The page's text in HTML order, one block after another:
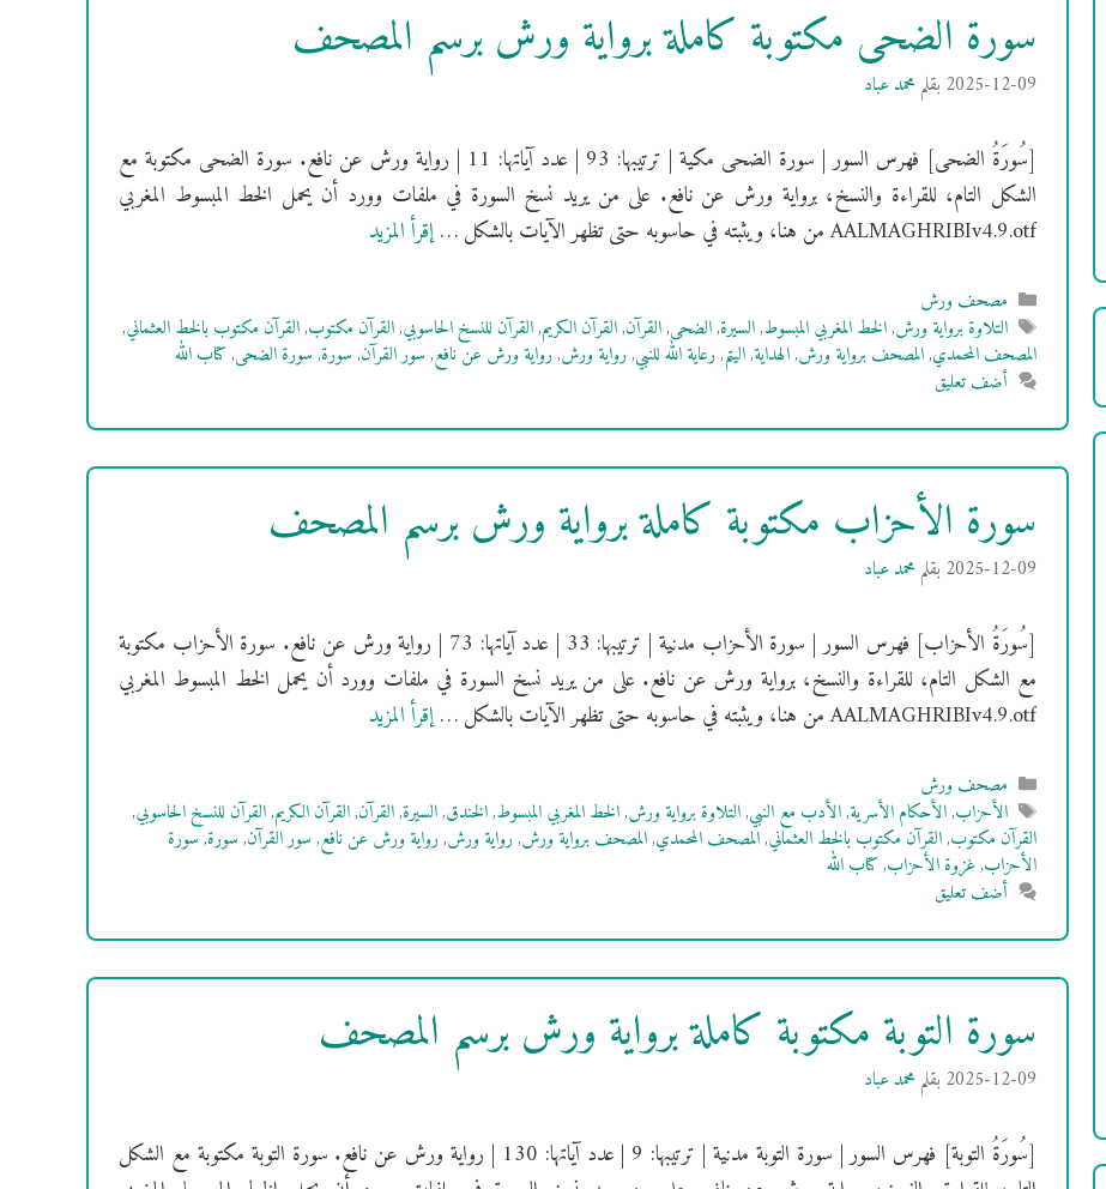
سورة الضحى مكتوبة كاملة برواية ورش برسم المصحف
2025-12-09 بقلممحمد عباد
[سُورَةُ الضحى] فهرس السور | سورة الضحى مكية | ترتيبها: 93 | عدد آياتها: 11 | رواية ورش عن نافع. سورة الضحى مكتوبة مع
الشكل التام، للقراءة والنسخ، برواية ورش عن نافع. على من يريد نسخ السورة في ملفات وورد أن يحمل الخط المبسوط المغربي
AALMAGHRIBIv4.9.otf من هنا، ويثبته في حاسوبه حتى تظهر الآيات بالشكل …
إقرأ المزيد
التصنيفات
مصحف ورش
الوسوم
التلاوة برواية ورش,الخط المغربي المبسوط,السيرة,الضحى,القرآن,القرآن الكريم,القرآن للنسخ الحاسوبي,القرآن مكتوب,القرآن مكتوب بالخط العثماني,
المصحف المحمدي,المصحف برواية ورش,الهداية,اليتم,رعاية الله للنبي,رواية ورش,رواية ورش عن نافع,سور القرآن,سورة,سورة الضحى,كتاب الله
أضف تعليق
سورة الأحزاب مكتوبة كاملة برواية ورش برسم المصحف
2025-12-09 بقلممحمد عباد
[سُورَةُ الأحزاب] فهرس السور | سورة الأحزاب مدنية | ترتيبها: 33 | عدد آياتها: 73 | رواية ورش عن نافع. سورة الأحزاب مكتوبة
مع الشكل التام، للقراءة والنسخ، برواية ورش عن نافع. على من يريد نسخ السورة في ملفات وورد أن يحمل الخط المبسوط المغربي
AALMAGHRIBIv4.9.otf من هنا، ويثبته في حاسوبه حتى تظهر الآيات بالشكل …
إقرأ المزيد
التصنيفات
مصحف ورش
الوسوم
الأحزاب,الأحكام الأسرية,الأدب مع النبي,التلاوة برواية ورش,الخط المغربي المبسوط,الخندق,السيرة,القرآن,القرآن الكريم,القرآن للنسخ الحاسوبي,
القرآن مكتوب,القرآن مكتوب بالخط العثماني,المصحف المحمدي,المصحف برواية ورش,رواية ورش,رواية ورش عن نافع,سور القرآن,سورة,سورة
الأحزاب,غزوة الأحزاب,كتاب الله
أضف تعليق
سورة التوبة مكتوبة كاملة برواية ورش برسم المصحف
2025-12-09 بقلممحمد عباد
[سُورَةُ التوبة] فهرس السور | سورة التوبة مدنية | ترتيبها: 9 | عدد آياتها: 130 | رواية ورش عن نافع. سورة التوبة مكتوبة مع الشكل